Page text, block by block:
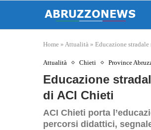
Home » Attualità » Educazione
Attualità Chieti Province
Educazione
di ACI Chieti
ACI Chieti porta
percorsi didattici,